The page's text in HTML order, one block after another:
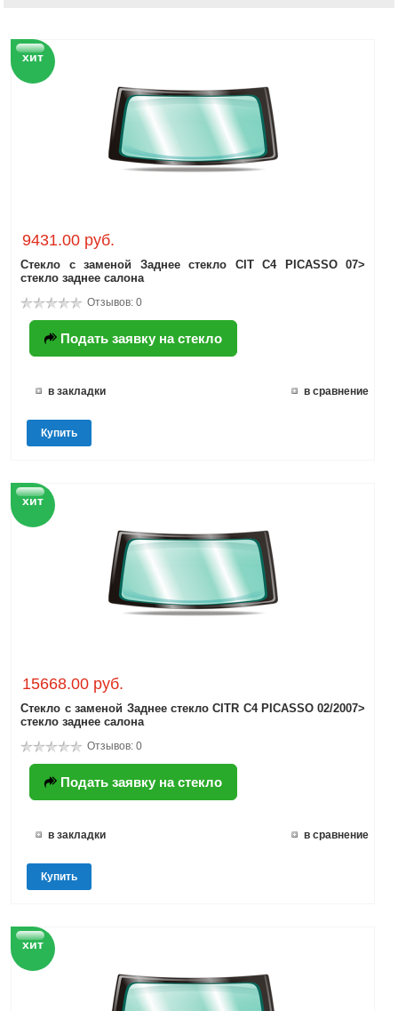
хит
9431.00 руб.
Стекло с заменой Заднее стекло CIT C4 PICASSO 07>
стекло заднее салона
Отзывов: 0
Подать заявку на стекло
в закладки в сравнение
Купить
хит
15668.00 руб.
Стекло с заменой Заднее стекло CITR C4 PICASSO 02/2007>
стекло заднее салона
Отзывов: 0
Подать заявку на стекло
в закладки в сравнение
Купить
хит